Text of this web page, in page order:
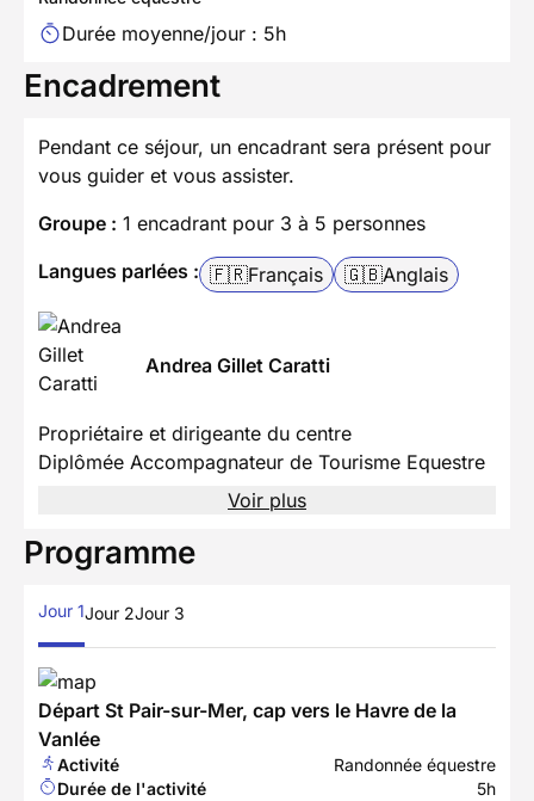
Durée moyenne/jour : 5h
Encadrement
Pendant ce séjour, un encadrant sera présent pour
vous guider et vous assister.
Groupe : 1 encadrant pour 3 à 5 personnes
Langues parlées : 🇫🇷Français 🇬🇧Anglais
Andrea Gillet Caratti
Propriétaire et dirigeante du centre
Diplômée Accompagnateur de Tourisme Equestre
Voir plus
Programme
Jour 1Jour 2Jour 3
Départ St Pair-sur-Mer, cap vers le Havre de la
Vanlée
Activité
Randonnée équestre
Durée de l'activité
5h